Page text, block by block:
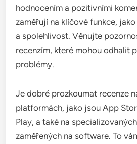
hodnocením a pozitivními
zaměřují na klíčové funkce,
a spolehlivost. Věnujte
recenzím, které mohou odhalit
problémy.
Je dobré prozkoumat recenze
platformách, jako jsou App
Play, a také na
zaměřených na software. To